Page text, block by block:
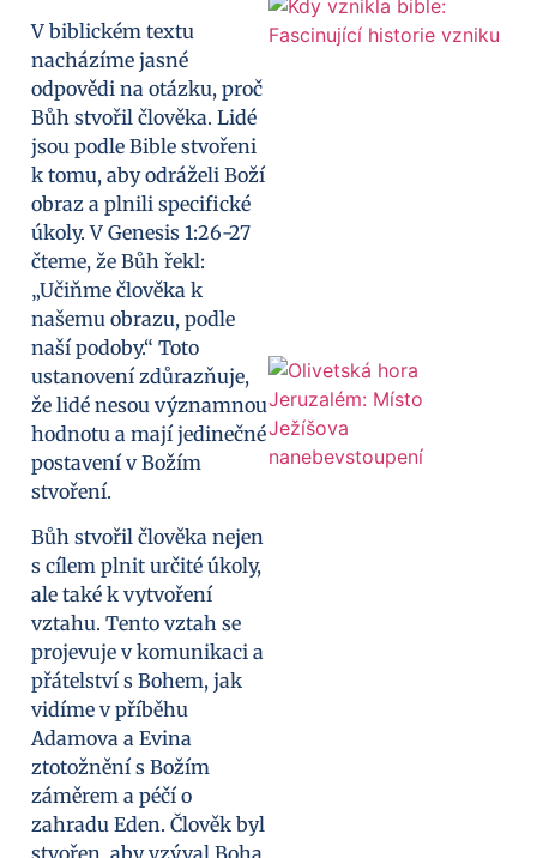
V biblickém textu
nacházíme jasné
odpovědi na otázku, proč
Bůh stvořil člověka. Lidé
jsou podle Bible stvořeni
k tomu, aby odráželi Boží
obraz a plnili specifické
úkoly. V Genesis 1:26-27
čteme, že Bůh řekl:
„Učiňme člověka k
našemu obrazu, podle
naší podoby.“ Toto
ustanovení zdůrazňuje,
že lidé nesou významnou
hodnotu a mají jedinečné
postavení v Božím
stvoření.
Bůh stvořil člověka nejen
s cílem plnit určité úkoly,
ale také k vytvoření
vztahu. Tento vztah se
projevuje v komunikaci a
přátelství s Bohem, jak
vidíme v příběhu
Adamova a Evina
ztotožnění s Božím
záměrem a péčí o
zahradu Eden. Člověk byl